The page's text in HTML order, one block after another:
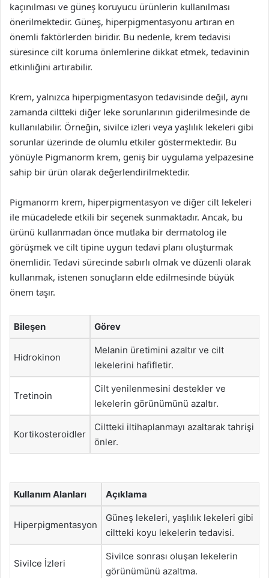
kaçınılması ve güneş koruyucu ürünlerin kullanılması
önerilmektedir. Güneş, hiperpigmentasyonu artıran en
önemli faktörlerden biridir. Bu nedenle, krem tedavisi
süresince cilt koruma önlemlerine dikkat etmek, tedavinin
etkinliğini artırabilir.
Krem, yalnızca hiperpigmentasyon tedavisinde değil, aynı
zamanda ciltteki diğer leke sorunlarının giderilmesinde de
kullanılabilir. Örneğin, sivilce izleri veya yaşlılık lekeleri gibi
sorunlar üzerinde de olumlu etkiler göstermektedir. Bu
yönüyle Pigmanorm krem, geniş bir uygulama yelpazesine
sahip bir ürün olarak değerlendirilmektedir.
Pigmanorm krem, hiperpigmentasyon ve diğer cilt lekeleri
ile mücadelede etkili bir seçenek sunmaktadır. Ancak, bu
ürünü kullanmadan önce mutlaka bir dermatolog ile
görüşmek ve cilt tipine uygun tedavi planı oluşturmak
önemlidir. Tedavi sürecinde sabırlı olmak ve düzenli olarak
kullanmak, istenen sonuçların elde edilmesinde büyük
önem taşır.
Bileşen Görev
Hidrokinon
Melanin üretimini azaltır ve cilt
lekelerini hafifletir.
Tretinoin
Cilt yenilenmesini destekler ve
lekelerin görünümünü azaltır.
Kortikosteroidler
Ciltteki iltihaplanmayı azaltarak tahrişi
önler.
Kullanım Alanları Açıklama
Hiperpigmentasyon
Güneş lekeleri, yaşlılık lekeleri gibi
ciltteki koyu lekelerin tedavisi.
Sivilce İzleri
Sivilce sonrası oluşan lekelerin
görünümünü azaltma.